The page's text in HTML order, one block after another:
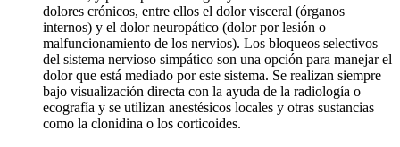
dolores crónicos, entre ellos el dolor visceral (órganos
internos) y el dolor neuropático (dolor por lesión o
malfuncionamiento de los nervios). Los bloqueos selectivos
del sistema nervioso simpático son una opción para manejar el
dolor que está mediado por este sistema. Se realizan siempre
bajo visualización directa con la ayuda de la radiología o
ecografía y se utilizan anestésicos locales y otras sustancias
como la clonidina o los corticoides.